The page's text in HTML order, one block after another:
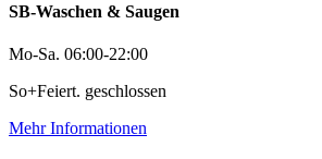
SB-Waschen & Saugen
Mo-Sa. 06:00-22:00
So+Feiert. geschlossen
Mehr Informationen